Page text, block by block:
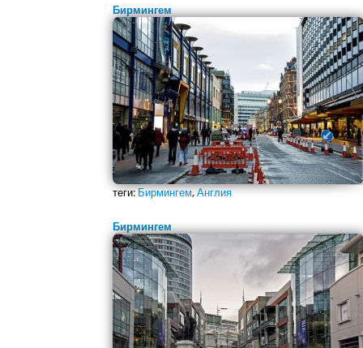
Бирмингем
теги:Бирмингем,Англия
Бирмингем